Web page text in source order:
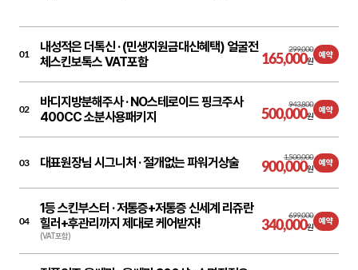
01 내성적은 더톡신 ·(민생지원금대신혜택) 얼굴전
체스킨보톡스 VAT포함
299,000
165,000원
예약
02 바디지방분해주사 ·NO스테로이드 핑크주사
400CC 소분사용패키지
943,800
500,000원
예약
03 대표원장님 시그니처 ·절개없는 파워거상술 1,500,000
900,000원
예약
04
1등 스킨부스터 ·저통증+저통증 신세계 리쥬란
힐러+후관리까지 제대로 케어받자!
(VAT포함)
699,000
340,000원
예약